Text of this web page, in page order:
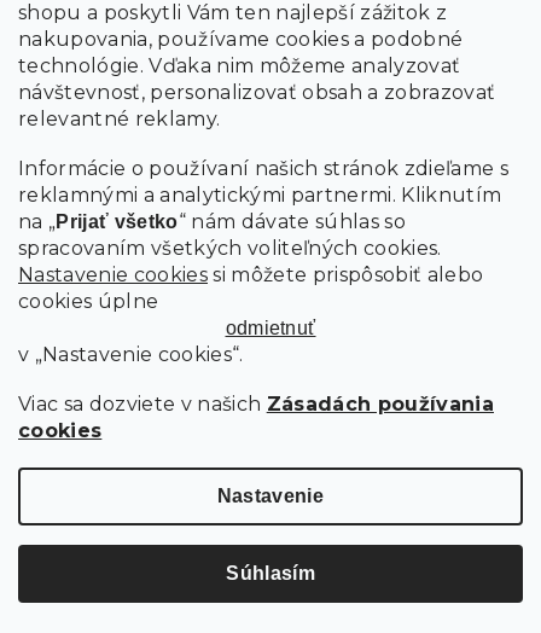
shopu a poskytli Vám ten najlepší zážitok z
nakupovania, používame cookies a podobné
technológie. Vďaka nim môžeme analyzovať
návštevnosť, personalizovať obsah a zobrazovať
relevantné reklamy.
Informácie o používaní našich stránok zdieľame s
reklamnými a analytickými partnermi. Kliknutím
na „Prijať všetko“ nám dávate súhlas so
spracovaním všetkých voliteľných cookies.
Nastavenie cookies si môžete prispôsobiť alebo
cookies úplne
odmietnuť
v „Nastavenie cookies“.
Viac sa dozviete v našich Zásadách používania
cookies
Nastavenie
Súhlasím
Skladom
98 €
BIELE ZÁVESNÉ KRESLO KOKON BEZ STOJANU, ZELENO-BIELY
VANKÚŠ
Skladom